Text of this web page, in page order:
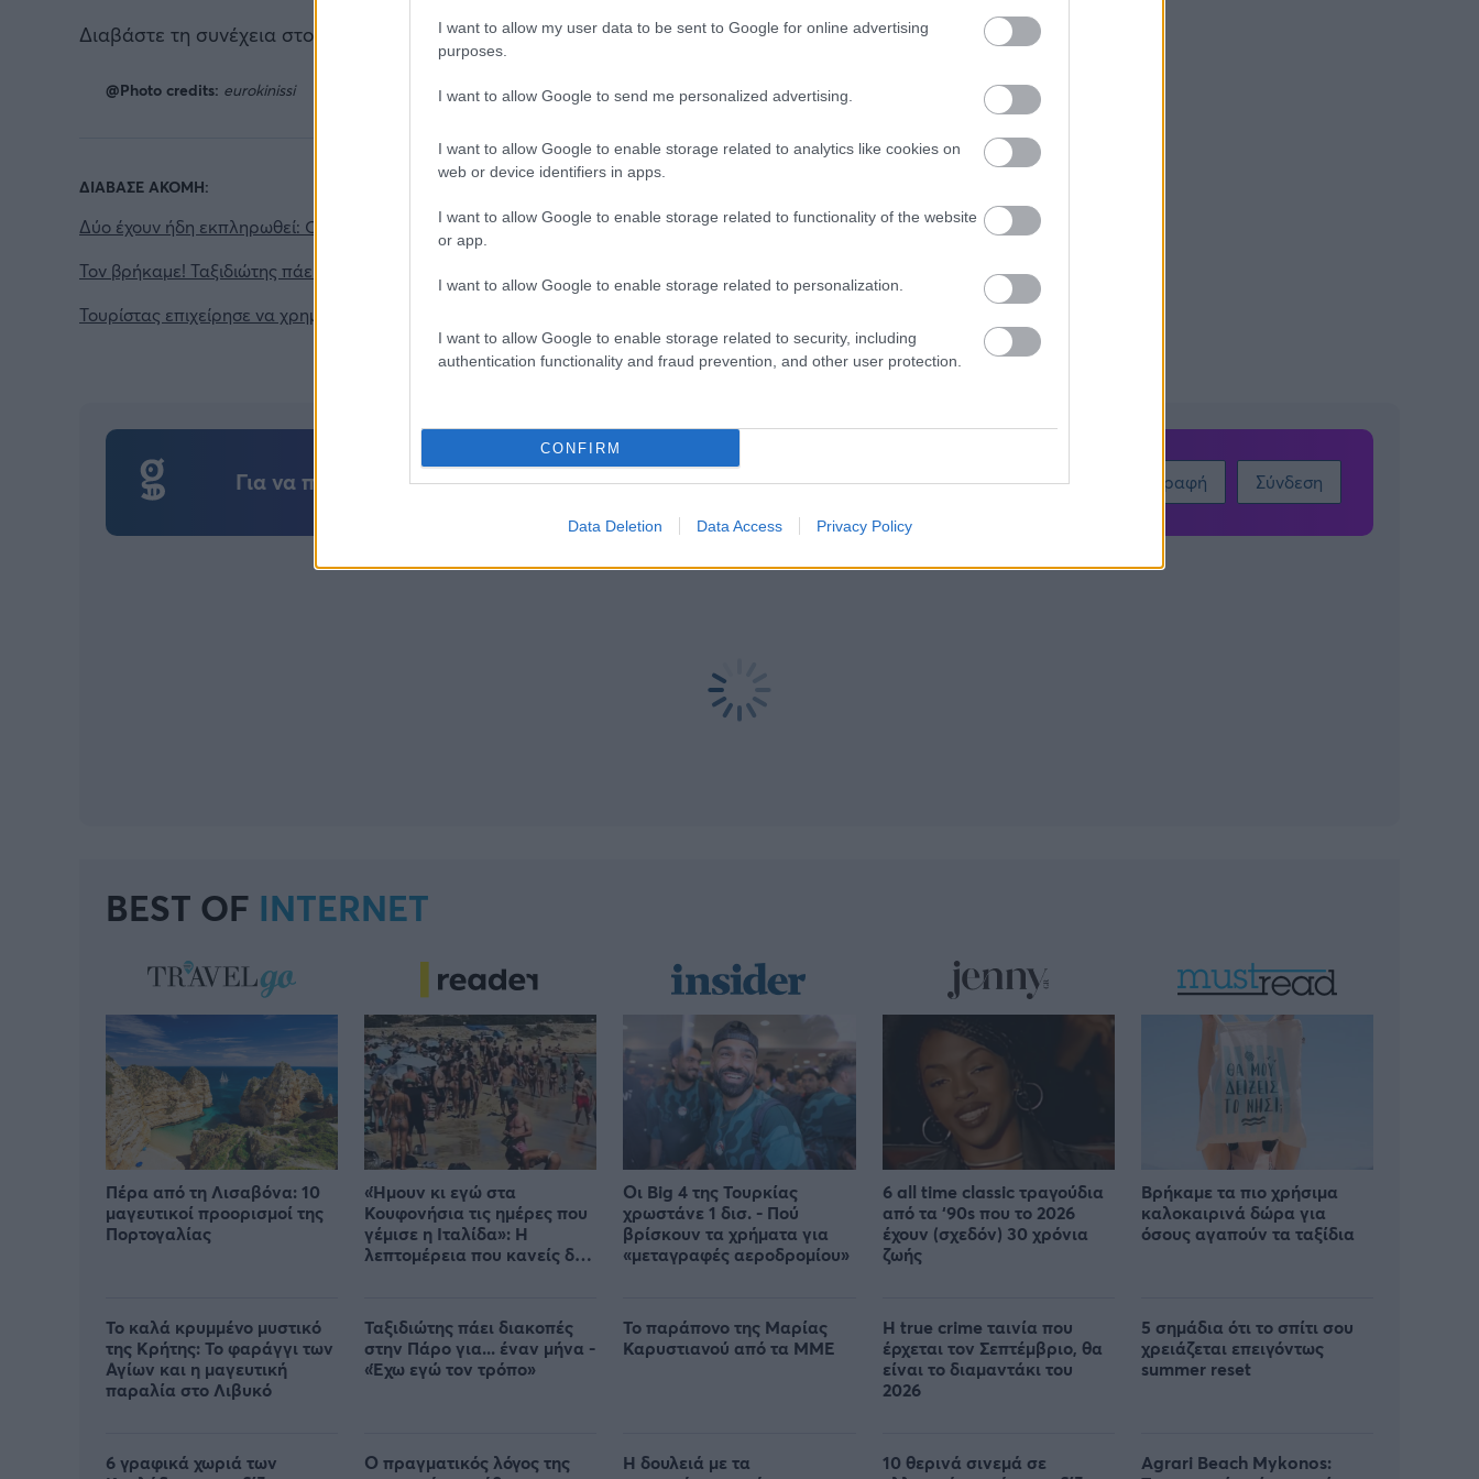
I want to allow my user data to be sent to Google for online advertising
purposes.
I want to allow Google to send me personalized advertising.
I want to allow Google to enable storage related to analytics like cookies on
web or device identifiers in apps.
I want to allow Google to enable storage related to functionality of the website
or app.
I want to allow Google to enable storage related to personalization.
I want to allow Google to enable storage related to security, including
authentication functionality and fraud prevention, and other user protection.
CONFIRM
Data Deletion Data Access Privacy Policy
Διαβάστε τη συνέχεια στο
@Photo credits: eurokinissi
ΔΙΑΒΑΣΕ ΑΚΟΜΗ:
Δύο έχουν ήδη εκπληρωθεί: Οι τρομακτικές προβλέψεις της Baba Vanga για το 2026
Τον βρήκαμε! Ταξιδιώτης πάει διακοπές στην Πάρο για... έναν μήνα - «Έχω εγώ τον τρόπο»
Τουρίστας επιχείρησε να χρηματίσει υπάλληλο επιχείρησης για να του επιτρέψει να ασελγήσει σε ανήλικη
Για να προσθέσεις το σχόλιο σου πρέπει να συνδεθείς στο my gazzetta! Εγγραφή Σύνδεση
BEST OF INTERNET
Πέρα από τη Λισαβόνα: 10
μαγευτικοί προορισμοί της
Πορτογαλίας
Το καλά κρυμμένο μυστικό
της Κρήτης: Το φαράγγι των
Αγίων και η μαγευτική
παραλία στο Λιβυκό
6 γραφικά χωριά των
«Ήμουν κι εγώ στα
Κουφονήσια τις ημέρες που
γέμισε η Ιταλίδα»: Η
λεπτομέρεια που κανείς δεν
Ταξιδιώτης πάει διακοπές
στην Πάρο για... έναν μήνα -
«Έχω εγώ τον τρόπο»
Ο πραγματικός λόγος της
Οι Big 4 της Τουρκίας
χρωστάνε 1 δισ. - Πού
βρίσκουν τα χρήματα για
«μεταγραφές αεροδρομίου»
Το παράπονο της Μαρίας
Καρυστιανού από τα ΜΜΕ
Η δουλειά με τα
6 all time classic τραγούδια
από τα ‘90s που το 2026
έχουν (σχεδόν) 30 χρόνια
ζωής
Η true crime ταινία που
έρχεται τον Σεπτέμβριο, θα
είναι το διαμαντάκι του
2026
10 θερινά σινεμά σε
Βρήκαμε τα πιο χρήσιμα
καλοκαιρινά δώρα για
όσους αγαπούν τα ταξίδια
5 σημάδια ότι το σπίτι σου
χρειάζεται επειγόντως
summer reset
Agrari Beach Mykonos: